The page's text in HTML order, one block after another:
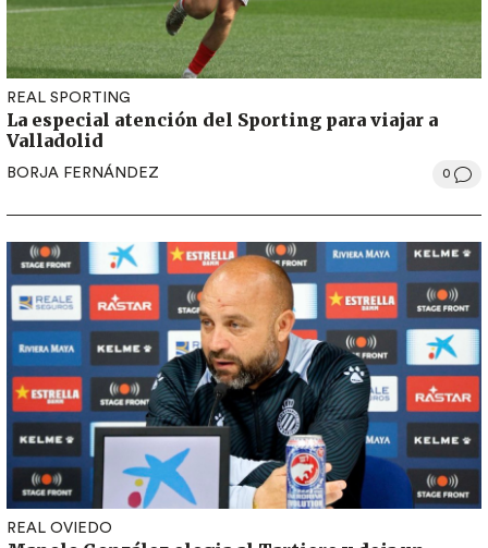
REAL SPORTING
La especial atención del Sporting para viajar a
Valladolid
BORJA FERNÁNDEZ 0
REAL OVIEDO